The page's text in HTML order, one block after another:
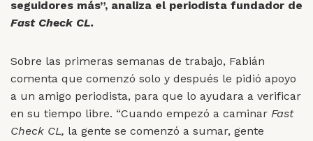
seguidores más”, analiza el periodista fundador de
Fast Check CL.
Sobre las primeras semanas de trabajo, Fabián
comenta que comenzó solo y después le pidió apoyo
a un amigo periodista, para que lo ayudara a verificar
en su tiempo libre. “Cuando empezó a caminar Fast
Check CL, la gente se comenzó a sumar, gente